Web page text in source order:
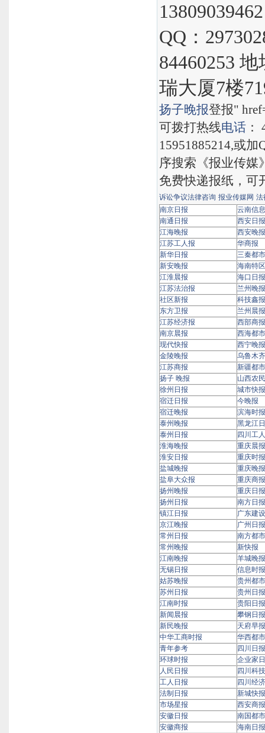
QQ：
84460253
瑞大厦7楼
扬子晚报登报"
可拨打热线电话
15951885214,或
序搜索《报业传媒
免费快递报纸，可
诉讼争议法律咨询 报业传媒网 法
南京日报
云南信
南通日报
西安日报
江海晚报
西安晚报
江苏工人报
华商报
新华日报
三秦都
新安晚报
海南特
江淮晨报
海口日报
江苏法治报
兰州晚报
社区新报
科技鑫报
东方卫报
兰州晨报
江苏经济报
西部商报
南京晨报
西海都
现代快报
西宁晚报
金陵晚报
乌鲁木
江苏商报
新疆都
扬子 晚报
山西农
徐州日报
城市快报
宿迁日报
今晚报
宿迁晚报
滨海时报
泰州晚报
黑龙江
泰州日报
四川工
淮海晚报
重庆晨报
淮安日报
重庆时报
盐城晚报
重庆晚报
盐阜大众报
重庆商报
扬州晚报
重庆日报
扬州日报
南方日报
镇江日报
广东建
京江晚报
广州日报
常州日报
南方都
常州晚报
新快报
江南晚报
羊城晚报
无锡日报
信息时报
姑苏晚报
贵州都
苏州日报
贵州日报
江南时报
贵阳日报
新闻晨报
攀钢日报
新民晚报
天府早报
中华工商时报
华西都
青年参考
四川日报
环球时报
企业家
人民日报
四川科
工人日报
四川经
法制日报
新城快报
市场星报
西安商报
安徽日报
南国都
安徽商报
海南日报